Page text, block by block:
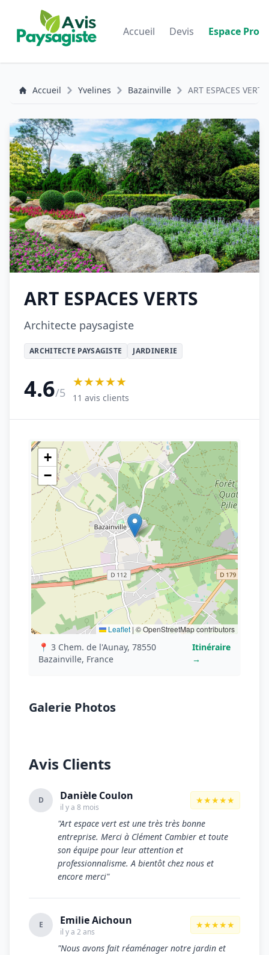
Accueil Devis Espace Pro
Accueil Yvelines Bazainville ART ESPACES VERTS
ART ESPACES VERTS
Architecte paysagiste
ARCHITECTE PAYSAGISTE JARDINERIE
4.6/5
★★★★★
11 avis clients
+
−
Leaflet | © OpenStreetMap contributors
📍 3 Chem. de l'Aunay, 78550
Bazainville, France
Itinéraire
→
Galerie Photos
Avis Clients
D Danièle Coulon
il y a 8 mois
★★★★★
"Art espace vert est une très très bonne
entreprise. Merci à Clément Cambier et toute
son équipe pour leur attention et
professionnalisme. A bientôt chez nous et
encore merci"
E Emilie Aichoun
il y a 2 ans
★★★★★
"Nous avons fait réaménager notre jardin et